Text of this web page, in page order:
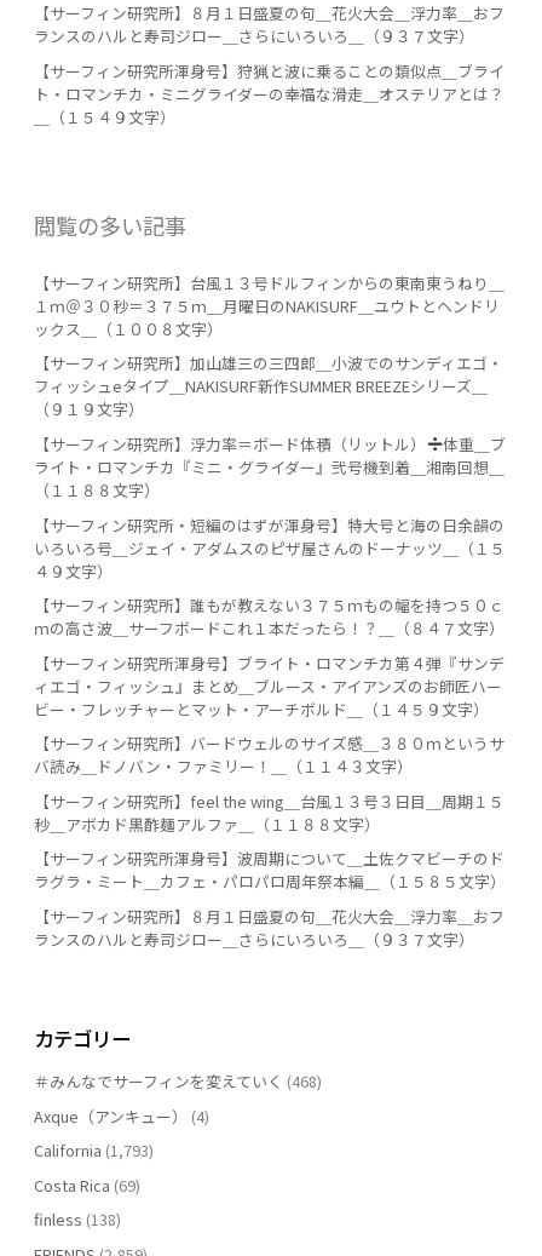
【サーフィン研究所】８月１日盛夏の句＿花火大会＿浮力率＿おフ
ランスのハルと寿司ジロー＿さらにいろいろ＿（９３７文字）
【サーフィン研究所渾身号】狩猟と波に乗ることの類似点＿ブライ
ト・ロマンチカ・ミニグライダーの幸福な滑走＿オステリアとは？
＿（１５４９文字）
閲覧の多い記事
【サーフィン研究所】台風１３号ドルフィンからの東南東うねり＿
１ｍ＠３０秒＝３７５ｍ＿月曜日のNAKISURF＿ユウトとヘンドリ
ックス＿（１００８文字）
【サーフィン研究所】加山雄三の三四郎＿小波でのサンディエゴ・
フィッシュeタイプ＿NAKISURF新作SUMMER BREEZEシリーズ＿
（９１９文字）
【サーフィン研究所】浮力率＝ボード体積（リットル）
️体重＿ブ
ライト・ロマンチカ『ミニ・グライダー』弐号機到着＿湘南回想＿
（１１８８文字）
【サーフィン研究所・短編のはずが渾身号】特大号と海の日余韻の
いろいろ号＿ジェイ・アダムスのピザ屋さんのドーナッツ＿（１５
４９文字）
【サーフィン研究所】誰もが教えない３７５ｍもの幅を持つ５０ｃ
ｍの高さ波＿サーフボードこれ１本だったら！？＿（８４７文字）
【サーフィン研究所渾身号】ブライト・ロマンチカ第４弾『サンデ
ィエゴ・フィッシュ』まとめ＿ブルース・アイアンズのお師匠ハー
ビー・フレッチャーとマット・アーチボルド＿（１４５９文字）
【サーフィン研究所】バードウェルのサイズ感＿３８０ｍというサ
バ読み＿ドノバン・ファミリー！＿（１１４３文字）
【サーフィン研究所】feel the wing＿台風１３号３日目＿周期１５
秒＿アボカド黒酢麺アルファ＿（１１８８文字）
【サーフィン研究所渾身号】波周期について＿土佐クマビーチのド
ラグラ・ミート＿カフェ・パロパロ周年祭本編＿（１５８５文字）
【サーフィン研究所】８月１日盛夏の句＿花火大会＿浮力率＿おフ
ランスのハルと寿司ジロー＿さらにいろいろ＿（９３７文字）
カテゴリー
＃みんなでサーフィンを変えていく (468)
Axque（アンキュー）
(4)
California (1,793)
Costa Rica (69)
finless (138)